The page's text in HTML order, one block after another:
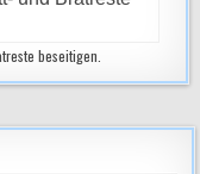
beseitigen.